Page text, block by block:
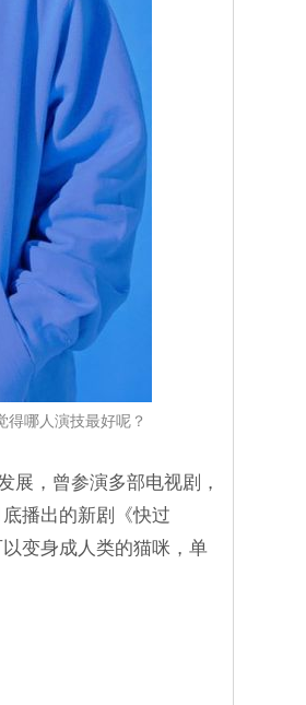
得哪人演技最好呢？
展，曾参演多部电视剧，
播出的新剧《快过
变身成人类的猫咪，单